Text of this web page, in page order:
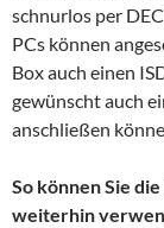
schnurlos per
PCs können
Box auch einen
gewünscht auch
anschließen
So können Sie
weiterhin